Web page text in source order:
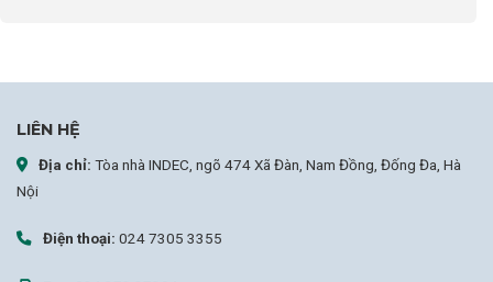
LIÊN HỆ
Địa chỉ: Tòa nhà INDEC, ngõ 474 Xã Đàn, Nam Đồng, Đống Đa, Hà
Nội
Điện thoại: 024 7305 3355